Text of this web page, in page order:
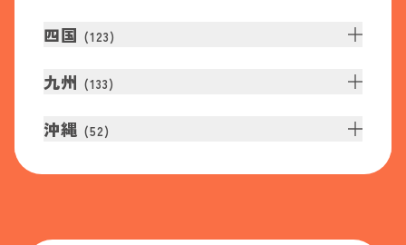
四国 (123)
九州 (133)
沖縄 (52)